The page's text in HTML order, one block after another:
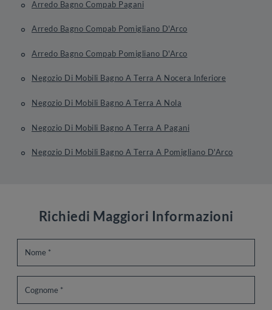
Arredo Bagno Compab Pagani
Arredo Bagno Compab Pomigliano D'Arco
Arredo Bagno Compab Pomigliano D'Arco
Negozio Di Mobili Bagno A Terra A Nocera Inferiore
Negozio Di Mobili Bagno A Terra A Nola
Negozio Di Mobili Bagno A Terra A Pagani
Negozio Di Mobili Bagno A Terra A Pomigliano D'Arco
Richiedi Maggiori Informazioni